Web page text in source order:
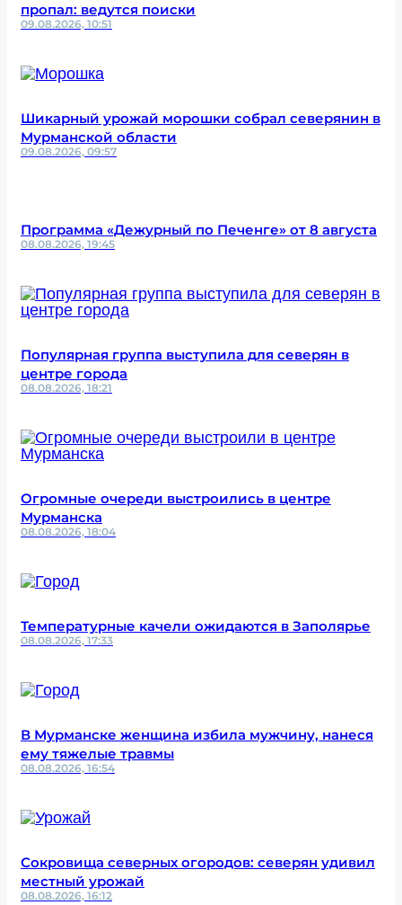
пропал: ведутся поиски
09.08.2026, 10:51
Шикарный урожай морошки собрал северянин в
Мурманской области
09.08.2026, 09:57
Программа «Дежурный по Печенге» от 8 августа
08.08.2026, 19:45
Популярная группа выступила для северян в
центре города
08.08.2026, 18:21
Огромные очереди выстроились в центре
Мурманска
08.08.2026, 18:04
Температурные качели ожидаются в Заполярье
08.08.2026, 17:33
В Мурманске женщина избила мужчину, нанеся
ему тяжелые травмы
08.08.2026, 16:54
Сокровища северных огородов: северян удивил
местный урожай
08.08.2026, 16:12